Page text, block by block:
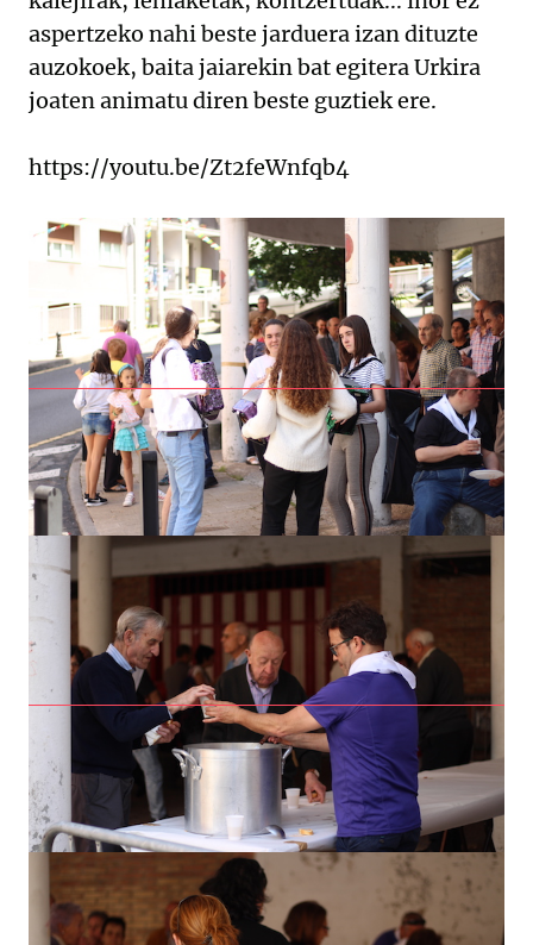
aspertzeko nahi beste jarduera izan dituzte
auzokoek, baita jaiarekin bat egitera Urkira
joaten animatu diren beste guztiek ere.
https://youtu.be/Zt2feWnfqb4